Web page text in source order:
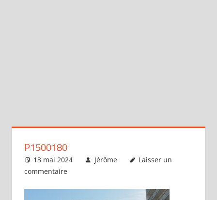
P1500180
13 mai 2024 Jérôme
Laisser un
commentaire